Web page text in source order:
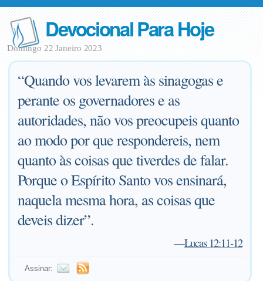
Devocional Para Hoje
Domingo 22 Janeiro 2023
“Quando vos levarem às sinagogas e
perante os governadores e as
autoridades, não vos preocupeis quanto
ao modo por que respondereis, nem
quanto às coisas que tiverdes de falar.
Porque o Espírito Santo vos ensinará,
naquela mesma hora, as coisas que
deveis dizer”.
—Lucas 12:11-12
Assinar: